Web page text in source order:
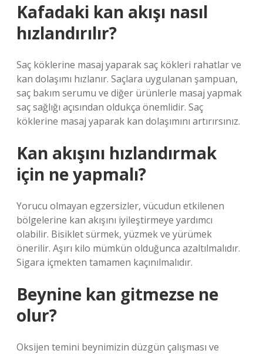
Kafadaki kan akışı nasıl
hızlandırılır?
Saç köklerine masaj yaparak saç kökleri rahatlar ve
kan dolaşımı hızlanır. Saçlara uygulanan şampuan,
saç bakım serumu ve diğer ürünlerle masaj yapmak
saç sağlığı açısından oldukça önemlidir. Saç
köklerine masaj yaparak kan dolaşımını artırırsınız.
Kan akışını hızlandırmak
için ne yapmalı?
Yorucu olmayan egzersizler, vücudun etkilenen
bölgelerine kan akışını iyileştirmeye yardımcı
olabilir. Bisiklet sürmek, yüzmek ve yürümek
önerilir. Aşırı kilo mümkün olduğunca azaltılmalıdır.
Sigara içmekten tamamen kaçınılmalıdır.
Beynine kan gitmezse ne
olur?
Oksijen temini beynimizin düzgün çalışması ve